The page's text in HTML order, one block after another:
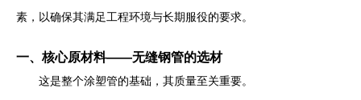
素，以确保其满足工程环境与长期服役的要求。
一、核心原材料——无缝钢管的选材
这是整个涂塑管的基础，其质量至关重要。